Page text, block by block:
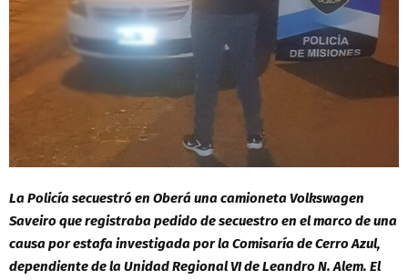
La Policía secuestró en Oberá una camioneta Volkswagen
Saveiro que registraba pedido de secuestro en el marco de una
causa por estafa investigada por la Comisaría de Cerro Azul,
dependiente de la Unidad Regional VI de Leandro N. Alem. El